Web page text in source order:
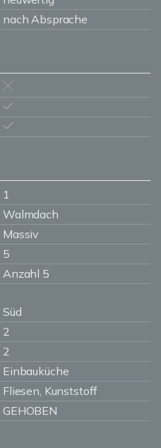
nach Absprache
1
Walmdach
Massiv
5
Anzahl 5
Süd
2
2
Einbauküche
Fliesen, Kunststoff
GEHOBEN